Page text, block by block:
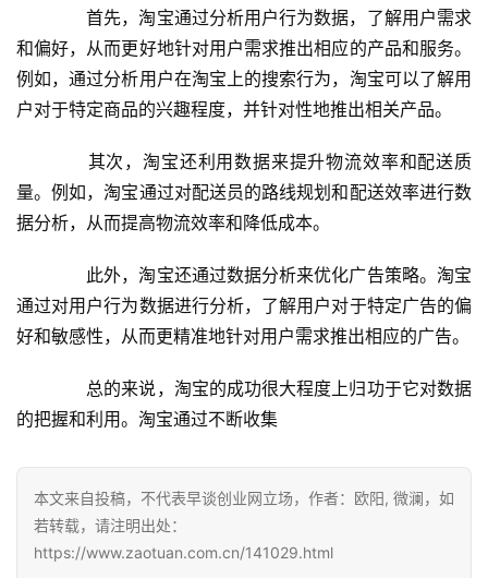
首
页
首先，淘宝通过分析用户行为数据，了解用户需求
和偏好，从而更好地针对用户需求推出相应的产品和服务。
例如，通过分析用户在淘宝上的搜索行为，淘宝可以了解用
户对于特定商品的兴趣程度，并针对性地推出相关产品。
其次，淘宝还利用数据来提升物流效率和配送质
量。例如，淘宝通过对配送员的路线规划和配送效率进行数
据分析，从而提高物流效率和降低成本。
此外，淘宝还通过数据分析来优化广告策略。淘宝
通过对用户行为数据进行分析，了解用户对于特定广告的偏
好和敏感性，从而更精准地针对用户需求推出相应的广告。
总的来说，淘宝的成功很大程度上归功于它对数据
的把握和利用。淘宝通过不断收集
本文来自投稿，不代表早谈创业网立场，作者：欧阳, 微澜，如
若转载，请注明出处：
https://www.zaotuan.com.cn/141029.html